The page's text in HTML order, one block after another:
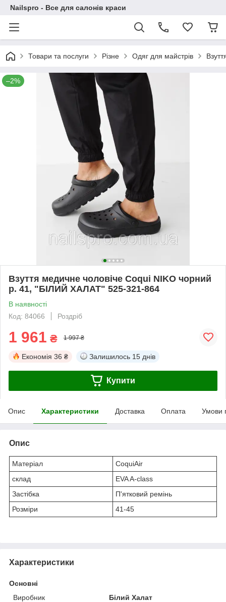
Nailspro - Все для салонів краси
Товари та послуги Різне Одяг для майстрів
–2%
Взуття медичне чоловіче Coqui NIKO чорний
р. 41, "БІЛИЙ ХАЛАТ" 525-321-864
В наявності
Код: 84066
Роздріб
1 961 ₴ 1 997 ₴
Економія 36 ₴ Залишилось 15 днів
Купити
Опис Характеристики Доставка Оплата Умови
Опис
Матеріал
CoquiAir
склад
EVA A-class
Застібка
П'ятковий ремінь
Розміри
41-45
Характеристики
Основні
Виробник
Білий Халат